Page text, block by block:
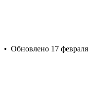
• Обновлено 17 февраля